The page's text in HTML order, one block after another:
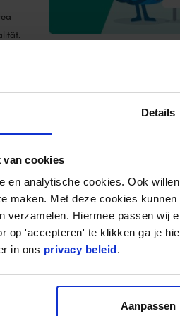
Details
van cookies
en analytische cookies. Ook
maken. Met deze cookies
verzamelen. Hiermee passen wij
op 'accepteren' te klikken ga je
in ons privacy beleid.
Aanpassen